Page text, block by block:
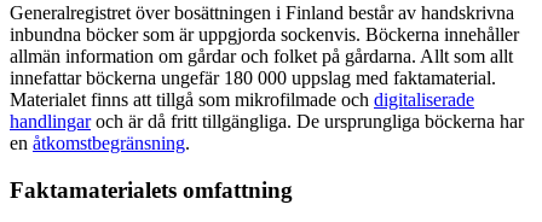
Generalregistret över bosättningen i Finland består av handskrivna
inbundna böcker som är uppgjorda sockenvis. Böckerna innehåller
allmän information om gårdar och folket på gårdarna. Allt som allt
innefattar böckerna ungefär 180 000 uppslag med faktamaterial.
Materialet finns att tillgå som mikrofilmade och digitaliserade
handlingaroch är då fritt tillgängliga. De ursprungliga böckerna har
en åtkomstbegränsning.
Faktamaterialets omfattning